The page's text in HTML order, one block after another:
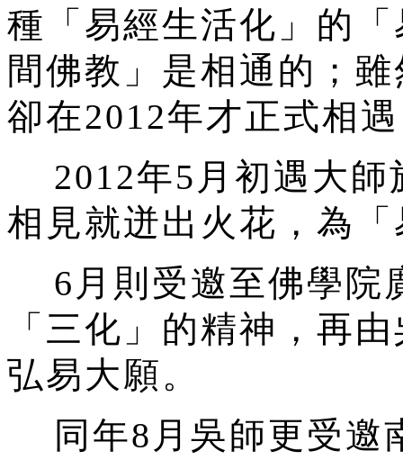
種「易經生活化」的
間佛教」是相通的；
卻在2012年才正式相
2012年5月初遇大師
相見就迸出火花，為
6月則受邀至佛學院
「三化」的精神，再
弘易大願。
同年8月吳師更受邀